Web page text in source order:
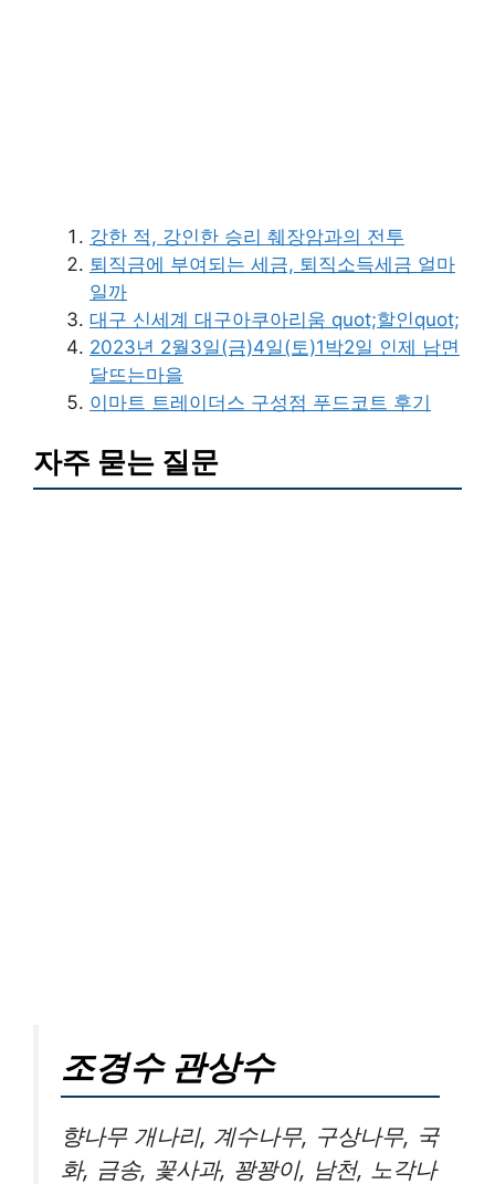
강한 적, 강인한 승리 췌장암과의 전투
퇴직금에 부여되는 세금, 퇴직소득세금 얼마
일까
대구 신세계 대구아쿠아리움 quot;할인quot;
2023년 2월3일(금)4일(토)1박2일 인제 남면
달뜨는마을
이마트 트레이더스 구성점 푸드코트 후기
자주 묻는 질문
조경수 관상수
향나무 개나리, 계수나무, 구상나무, 국
화, 금송, 꽃사과, 꽝꽝이, 남천, 노각나